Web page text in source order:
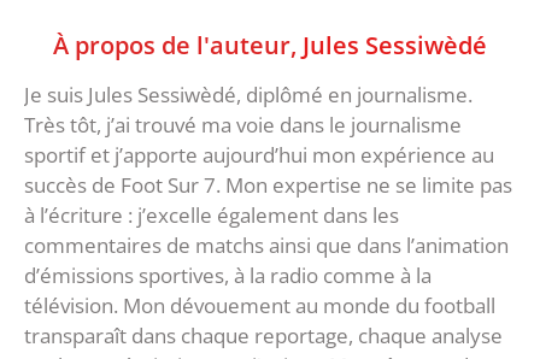
À propos de l'auteur, Jules Sessiwèdé
Je suis Jules Sessiwèdé, diplômé en journalisme.
Très tôt, j’ai trouvé ma voie dans le journalisme
sportif et j’apporte aujourd’hui mon expérience au
succès de Foot Sur 7. Mon expertise ne se limite pas
à l’écriture : j’excelle également dans les
commentaires de matchs ainsi que dans l’animation
d’émissions sportives, à la radio comme à la
télévision. Mon dévouement au monde du football
transparaît dans chaque reportage, chaque analyse